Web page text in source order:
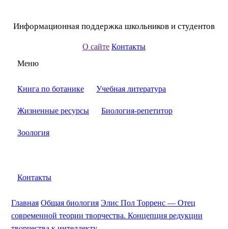
Информационная поддержка школьников и студентов
О сайте Контакты
Меню
Книга по ботанике Учебная литература
Жизненные ресурсы Биология-репетитор
Зоология
Контакты
Главная Общая биология Элис Пол Торренс — Отец
современной теории творчества. Концепция редукции